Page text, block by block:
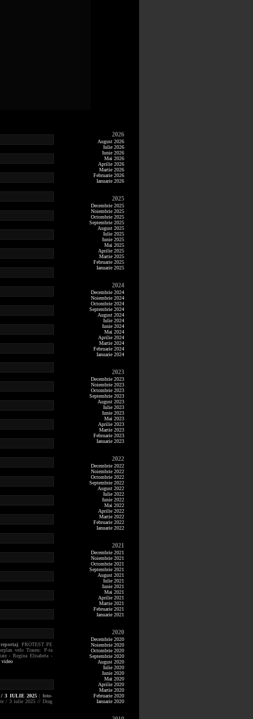
: PROTEST PE
velo Traseu: P-ta
- Regina Elisabeta -
video
/ 3 IULIE 2025| foto-
/ 3 iulie 2025 // Drag
2026
August 2026
Iulie 2026
Iunie 2026
Mai 2026
Aprilie 2026
Martie 2026
Februarie 2026
Ianuarie 2026
2025
Decembrie 2025
Noiembrie 2025
Octombrie 2025
Septembrie 2025
August 2025
Iulie 2025
Iunie 2025
Mai 2025
Aprilie 2025
Martie 2025
Februarie 2025
Ianuarie 2025
2024
Decembrie 2024
Noiembrie 2024
Octombrie 2024
Septembrie 2024
August 2024
Iulie 2024
Iunie 2024
Mai 2024
Aprilie 2024
Martie 2024
Februarie 2024
Ianuarie 2024
2023
Decembrie 2023
Noiembrie 2023
Octombrie 2023
Septembrie 2023
August 2023
Iulie 2023
Iunie 2023
Mai 2023
Aprilie 2023
Martie 2023
Februarie 2023
Ianuarie 2023
2022
Decembrie 2022
Noiembrie 2022
Octombrie 2022
Septembrie 2022
August 2022
Iulie 2022
Iunie 2022
Mai 2022
Aprilie 2022
Martie 2022
Februarie 2022
Ianuarie 2022
2021
Decembrie 2021
Noiembrie 2021
Octombrie 2021
Septembrie 2021
August 2021
Iulie 2021
Iunie 2021
Mai 2021
Aprilie 2021
Martie 2021
Februarie 2021
Ianuarie 2021
2020
Decembrie 2020
Noiembrie 2020
Octombrie 2020
Septembrie 2020
August 2020
Iulie 2020
Iunie 2020
Mai 2020
Aprilie 2020
Martie 2020
Februarie 2020
Ianuarie 2020